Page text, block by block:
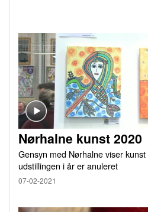
Nørhalne kunst 2020
Gensyn med Nørhalne viser
udstillingen i år er anuleret
07-02-2021